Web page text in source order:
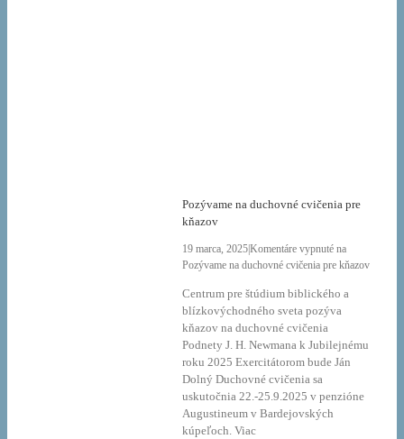
Pozývame na duchovné cvičenia pre
kňazov
19 marca, 2025Komentáre vypnuté na
Pozývame na duchovné cvičenia pre kňazov
Centrum pre štúdium biblického a
blízkovýchodného sveta pozýva
kňazov na duchovné cvičenia
Podnety J. H. Newmana k Jubilejnému
roku 2025 Exercitátorom bude Ján
Dolný Duchovné cvičenia sa
uskutočnia 22.-25.9.2025 v penzióne
Augustineum v Bardejovských
kúpeľoch. Viac